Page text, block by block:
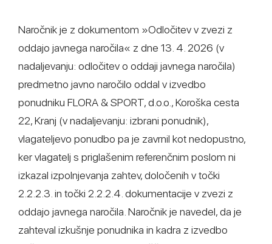
Naročnik je z dokumentom »Odločitev v zvezi z
oddajo javnega naročila« z dne 13. 4. 2026 (v
nadaljevanju: odločitev o oddaji javnega naročila)
predmetno javno naročilo oddal v izvedbo
ponudniku FLORA & SPORT, d.o.o., Koroška cesta
22, Kranj (v nadaljevanju: izbrani ponudnik),
vlagateljevo ponudbo pa je zavrnil kot nedopustno,
ker vlagatelj s priglašenim referenčnim poslom ni
izkazal izpolnjevanja zahtev, določenih v točki
2.2.2.3. in točki 2.2.2.4. dokumentacije v zvezi z
oddajo javnega naročila. Naročnik je navedel, da je
zahteval izkušnje ponudnika in kadra z izvedbo